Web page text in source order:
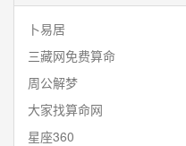
卜易居
三藏网免费算命
周公解梦
大家找算命网
星座360